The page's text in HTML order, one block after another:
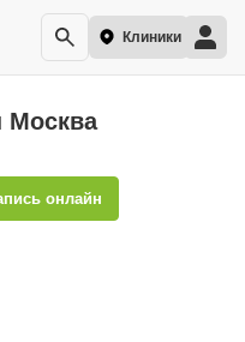
Клиники
Москва
онлайн